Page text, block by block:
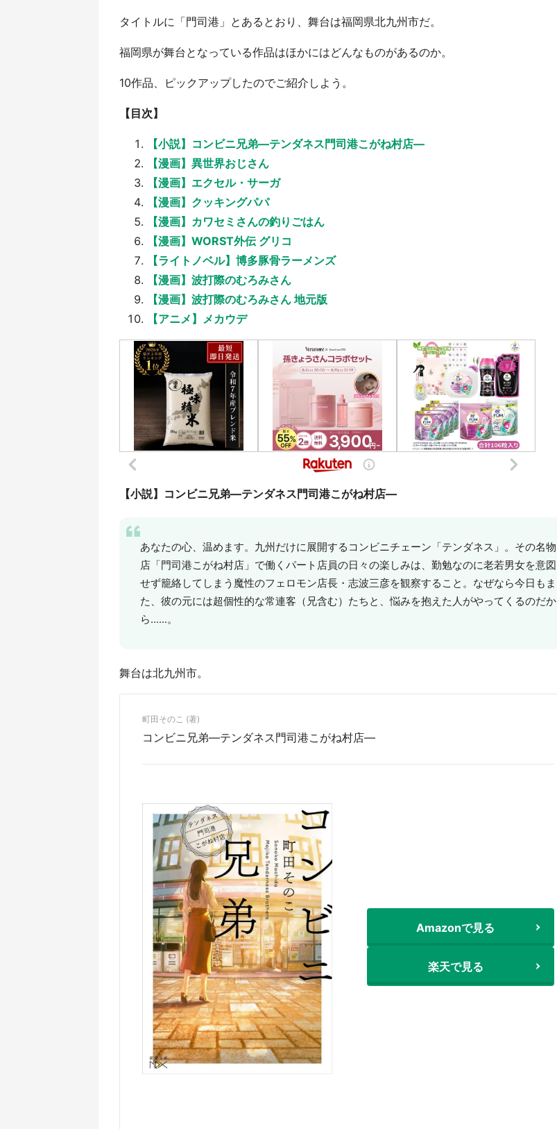
タイトルに「門司港」とあるとおり、舞台は福岡県北九州市だ。
福岡県が舞台となっている作品はほかにはどんなものがあるのか。
10作品、ピックアップしたのでご紹介しよう。
【目次】
【小説】コンビニ兄弟―テンダネス門司港こがね村店―
【漫画】異世界おじさん
【漫画】エクセル・サーガ
【漫画】クッキングパパ
【漫画】カワセミさんの釣りごはん
【漫画】WORST外伝 グリコ
【ライトノベル】博多豚骨ラーメンズ
【漫画】波打際のむろみさん
【漫画】波打際のむろみさん 地元版
【アニメ】メカウデ
【小説】コンビニ兄弟―テンダネス門司港こがね村店―
あなたの心、温めます。九州だけに展開するコンビニチェーン「テンダネス」。その名物
店「門司港こがね村店」で働くパート店員の日々の楽しみは、勤勉なのに老若男女を意図
せず籠絡してしまう魔性のフェロモン店長・志波三彦を観察すること。なぜなら今日もま
た、彼の元には超個性的な常連客（兄含む）たちと、悩みを抱えた人がやってくるのだか
ら......。
舞台は北九州市。
町田そのこ (著)
コンビニ兄弟―テンダネス門司港こがね村店―
Amazonで見る
楽天で見る